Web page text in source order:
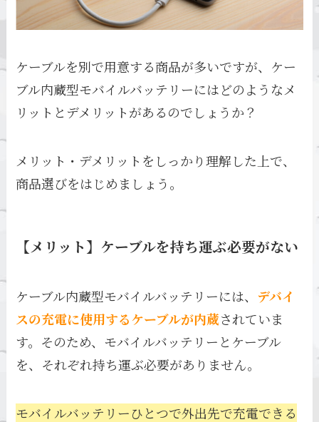
ケーブルを別で用意する商品が多いですが、ケー
ブル内蔵型モバイルバッテリーにはどのようなメ
リットとデメリットがあるのでしょうか？
メリット・デメリットをしっかり理解した上で、
商品選びをはじめましょう。
【メリット】ケーブルを持ち運ぶ必要がない
ケーブル内蔵型モバイルバッテリーには、 デバイ
スの充電に使用するケーブルが内蔵されていま
す。そのため、モバイルバッテリーとケーブル
を、それぞれ持ち運ぶ必要がありません。
モバイルバッテリーひとつで外出先で充電できる